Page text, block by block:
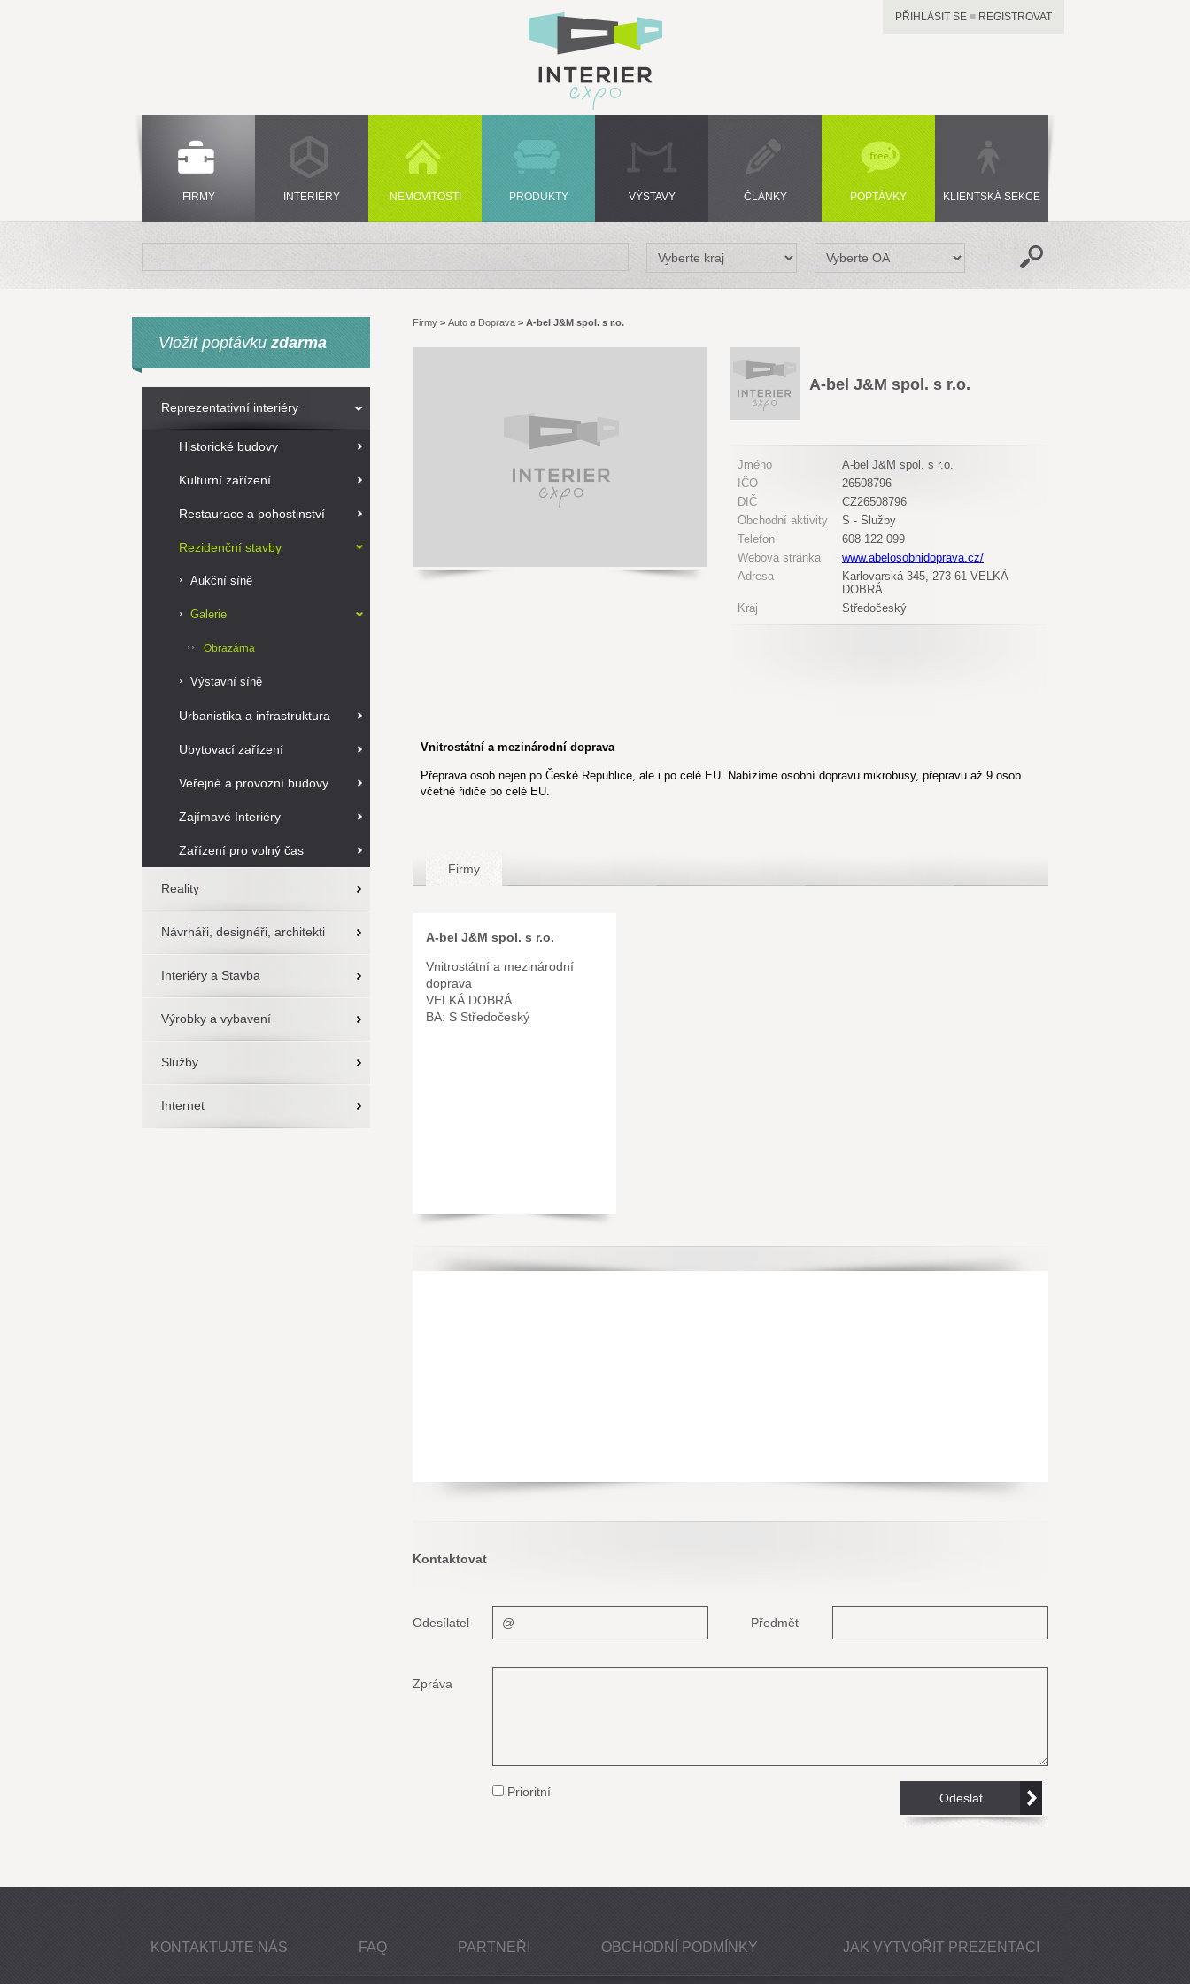
PŘIHLÁSIT SE ■ REGISTROVAT
FIRMY INTERIÉRY NEMOVITOSTI PRODUKTY VÝSTAVY ČLÁNKY POPTÁVKY KLIENTSKÁ SEKCE
Vložit poptávku zdarma
Reprezentativní interiéry
Historické budovy
Kulturní zařízení
Restaurace a pohostinství
Rezidenční stavby
Aukční síně
Galerie
Obrazárna
Výstavní síně
Urbanistika a infrastruktura
Ubytovací zařízení
Veřejné a provozní budovy
Zajímavé Interiéry
Zařízení pro volný čas
Reality
Návrháři, designéři, architekti
Interiéry a Stavba
Výrobky a vybavení
Služby
Internet
Firmy > Auto a Doprava > A-bel J&M spol. s r.o.
A-bel J&M spol. s r.o.
Jméno
A-bel J&M spol. s r.o.
IČO
26508796
DIČ
CZ26508796
Obchodní aktivity
S - Služby
Telefon
608 122 099
Webová stránka
www.abelosobnidoprava.cz/
Adresa
Karlovarská 345, 273 61 VELKÁ
DOBRÁ
Kraj
Středočeský
Vnitrostátní a mezinárodní doprava
Přeprava osob nejen po České Republice, ale i po celé EU. Nabízíme osobní dopravu mikrobusy, přepravu až 9 osob
včetně řidiče po celé EU.
Firmy
A-bel J&M spol. s r.o.
Vnitrostátní a mezinárodní
doprava
VELKÁ DOBRÁ
BA: S Středočeský
Kontaktovat
Odesílatel Předmět
Zpráva
Prioritní
KONTAKTUJTE NÁS FAQ PARTNEŘI OBCHODNÍ PODMÍNKY JAK VYTVOŘIT PREZENTACI